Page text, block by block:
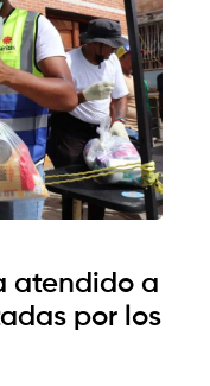
atendido a
por los